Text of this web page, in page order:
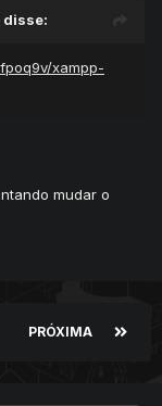
disse:
xampp-
mudar o
PRÓXIMA